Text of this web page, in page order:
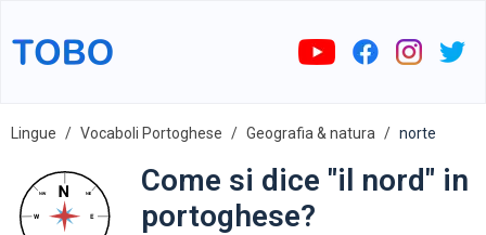
Lingue Vocaboli Portoghese Geografia & natura norte
Come si dice "il nord" in
portoghese?